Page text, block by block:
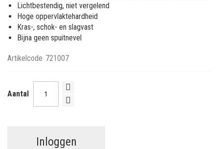
Lichtbestendig, niet vergelend
Hoge oppervlaktehardheid
Kras-, schok- en slagvast
Bijna geen spuitnevel
Artikelcode 721007
Aantal
Inloggen